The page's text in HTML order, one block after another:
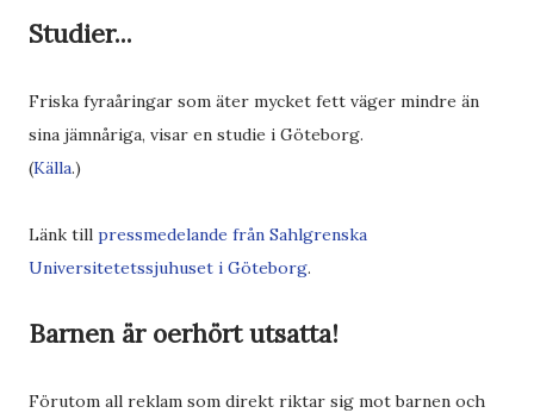
Studier...
Friska fyraåringar som äter mycket fett väger mindre än
sina jämnåriga, visar en studie i Göteborg.
(Källa.)
Länk till pressmedelande från Sahlgrenska
Universitetetssjuhuset i Göteborg.
Barnen är oerhört utsatta!
Förutom all reklam som direkt riktar sig mot barnen och